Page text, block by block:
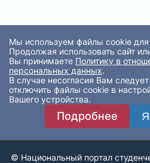
Мы используем файлы cookie для
Продолжая использовать сайт
Вы принимаете Политику в
персональных данных.
В случае несогласия Вам
отключить файлы cookie в
Вашего устройства.
Подробнее
© Национальный портал